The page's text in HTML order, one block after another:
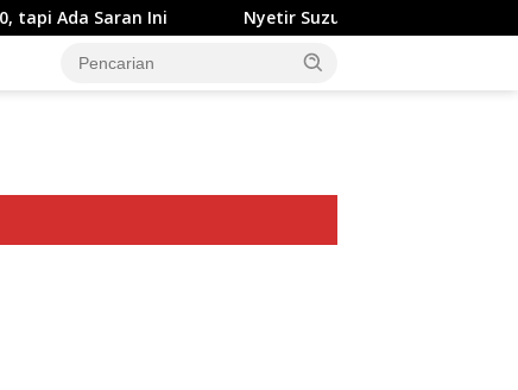
Ini Nyetir Suzuki XL7 Facelift Kini Lebih Damai